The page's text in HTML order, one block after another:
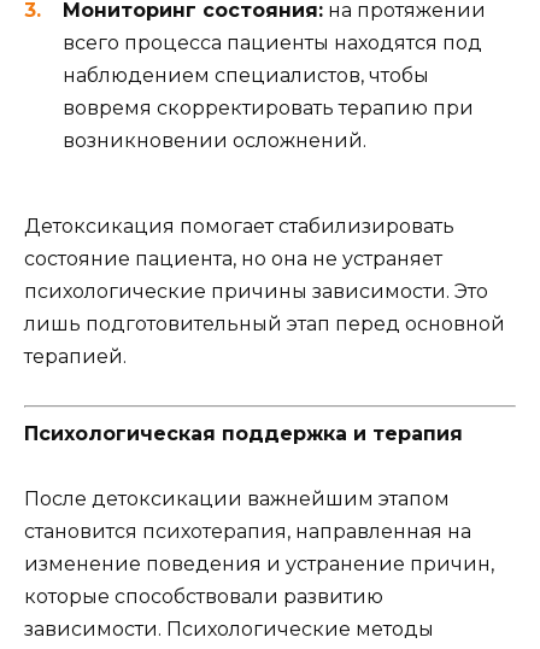
Мониторинг состояния: на протяжении
всего процесса пациенты находятся под
наблюдением специалистов, чтобы
вовремя скорректировать терапию при
возникновении осложнений.
Детоксикация помогает стабилизировать
состояние пациента, но она не устраняет
психологические причины зависимости. Это
лишь подготовительный этап перед основной
терапией.
Психологическая поддержка и терапия
После детоксикации важнейшим этапом
становится психотерапия, направленная на
изменение поведения и устранение причин,
которые способствовали развитию
зависимости. Психологические методы